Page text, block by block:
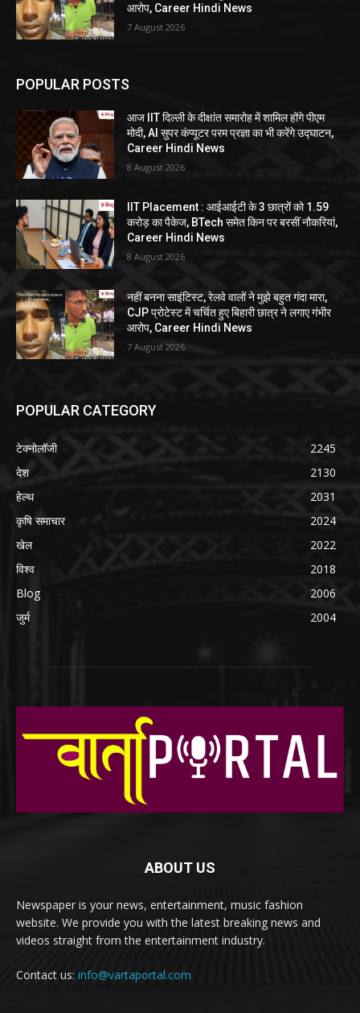
आरोप, Career Hindi News
7 August 2026
POPULAR POSTS
आज IIT दिल्ली के दीक्षांत समारोह में शामिल होंगे पीएम
मोदी, AI सुपर कंप्यूटर परम प्रज्ञा का भी करेंगे उद्घाटन,
Career Hindi News
8 August 2026
IIT Placement : आईआईटी के 3 छात्रों को 1.59
करोड़ का पैकेज, BTech समेत किन पर बरसीं नौकरियां,
Career Hindi News
8 August 2026
नहीं बनना साइंटिस्ट, रेलवे वालों ने मुझे बहुत गंदा मारा,
CJP प्रोटेस्ट में चर्चित हुए बिहारी छात्र ने लगाए गंभीर
आरोप, Career Hindi News
7 August 2026
POPULAR CATEGORY
टेक्नोलॉजी
2245
देश
2130
हेल्थ
2031
कृषि समाचार
2024
खेल
2022
विश्व
2018
Blog
2006
जुर्म
2004
ABOUT US
Newspaper is your news, entertainment, music fashion
website. We provide you with the latest breaking news and
videos straight from the entertainment industry.
Contact us: info@vartaportal.com